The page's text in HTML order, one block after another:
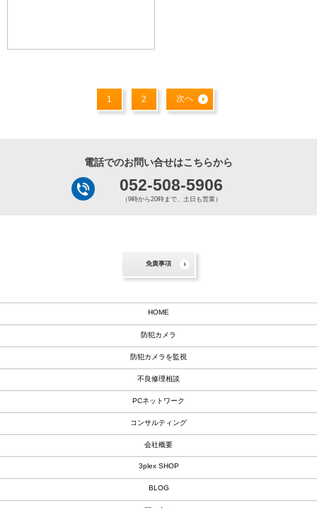
1 2 次へ
電話でのお問い合せはこちらから
052-508-5906
（9時から20時まで、土日も営業）
免責事項
HOME
防犯カメラ
防犯カメラを監視
不良修理相談
PCネットワーク
コンサルティング
会社概要
3plex SHOP
BLOG